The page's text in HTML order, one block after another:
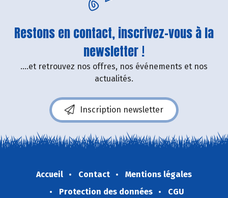
Restons en contact, inscrivez-vous à la
newsletter !
....et retrouvez nos offres, nos événements et nos
actualités.
Inscription newsletter
Accueil Contact
Mentions légales
Protection des données
CGU